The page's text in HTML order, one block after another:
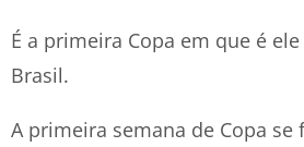
É a primeira Copa em que é
Brasil.
A primeira semana de Copa